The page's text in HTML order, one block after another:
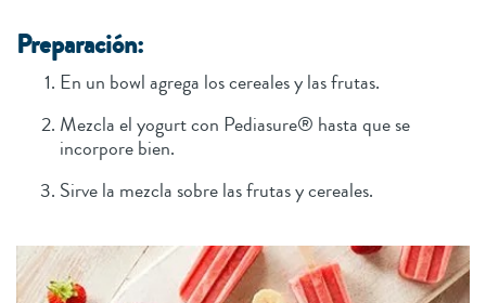
Preparación:
En un bowl agrega los cereales y las frutas.
Mezcla el yogurt con Pediasure® hasta que se
incorpore bien.
Sirve la mezcla sobre las frutas y cereales.